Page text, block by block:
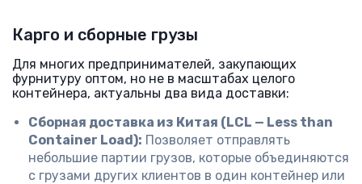
Карго и сборные грузы
Для многих предпринимателей, закупающих
фурнитуру оптом, но не в масштабах целого
контейнера, актуальны два вида доставки:
Сборная доставка из Китая (LCL — Less than
Container Load): Позволяет отправлять
небольшие партии грузов, которые объединяются
с грузами других клиентов в один контейнер или